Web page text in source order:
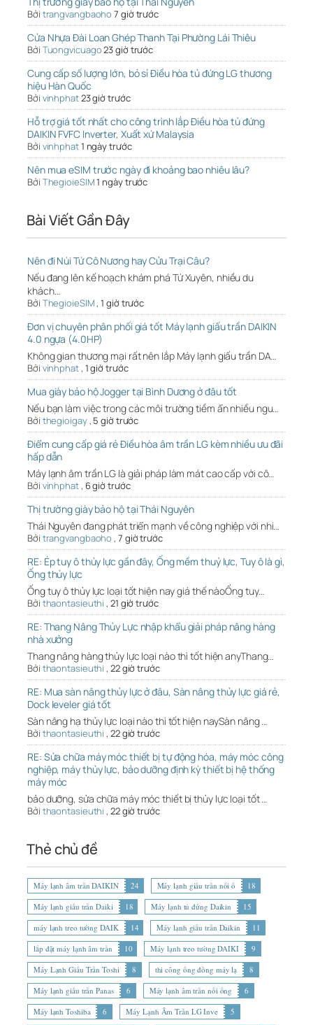
Bởi trangvangbaoho 7 giờ trước
Cửa Nhựa Đài Loan Ghép Thanh Tại Phường Lái Thiêu
Bởi Tuongvicuago23 giờ trước
Cung cấp số lượng lớn, bỏ sỉ Điều hòa tủ đứng LG thương
hiệu Hàn Quốc
Bởi vinhphat23 giờ trước
Hỗ trợ giá tốt nhất cho công trình lắp Điều hòa tủ đứng
DAIKIN FVFC Inverter, Xuất xứ Malaysia
Bởi vinhphat1 ngày trước
Nên mua eSIM trước ngày đi khoảng bao nhiêu lâu?
Bởi ThegioieSIM1 ngày trước
Bài Viết Gần Đây
Nên đi Núi Tứ Cô Nương hay Cửu Trại Câu?
Nếu đang lên kế hoạch khám phá Tứ Xuyên, nhiều du
khách…
Bởi ThegioieSIM,1 giờ trước
Đơn vị chuyên phân phối giá tốt Máy lạnh giấu trần DAIKIN
4.0 ngựa (4.0HP)
Không gian thương mại rất nên lắp Máy lạnh giấu trần DA…
Bởi vinhphat, 1 giờ trước
Mua giày bảo hộ Jogger tại Bình Dương ở đâu tốt
Nếu bạn làm việc trong các môi trường tiềm ẩn nhiều ngu…
Bởi thegioigay, 5 giờ trước
Điểm cung cấp giá rẻ Điều hòa âm trần LG kèm nhiều ưu đãi
hấp dẫn
Máy lạnh âm trần LG là giải pháp làm mát cao cấp với cô…
Bởi vinhphat, 6 giờ trước
Thị trường giày bảo hộ tại Thái Nguyên
Thái Nguyên đang phát triển mạnh về công nghiệp với nhi…
Bởi trangvangbaoho , 7 giờ trước
RE: Ép tuy ô thủy lực gần đây, Ống mềm thuỷ lực, Tuy ô là gì,
Ống thủy lực
Ống tuy ô thủy lực loại tốt hiện nay giá thế nàoỐng tuy…
Bởi thaontasieuthi , 21 giờ trước
RE: Thang Nâng Thủy Lực nhập khẩu giải pháp nâng hàng
nhà xưởng
Thang nâng hàng thủy lực loại nào thì tốt hiện anyThang…
Bởi thaontasieuthi , 22 giờ trước
RE: Mua sàn nâng thủy lực ở đâu, Sàn nâng thủy lực giá rẻ,
Dock leveler giá tốt
Sàn nâng hạ thủy lực loại nào thì tốt hiện naySàn nâng …
Bởi thaontasieuthi , 22 giờ trước
RE: Sửa chữa máy móc thiết bị tự động hóa, máy móc công
nghiệp, máy thủy lực, bảo dưỡng định kỳ thiết bị hệ thống
máy móc
bảo dưỡng, sửa chữa máy móc thiết bị thủy lực loại tốt …
Bởi thaontasieuthi , 22 giờ trước
Thẻ chủ đề
Máy lạnh âm trần DAIKIN 24 Máy lạnh giấu trần nối ố
18
Máy lạnh giấu trần Daiki
18 Máy lạnh tủ đứng Daikin
15
máy lạnh treo tường DAIK
14 Máy lạnh giấu trần Daikin
11
lắp đặt máy lạnh âm trần
10 Máy lạnh treo tường DAIKI
9
Máy Lạnh Giấu Trần Toshi
8 thi công ống đồng máy lạ
8
Máy lạnh giấu trần Panas
6 Máy lạnh âm trần nối ống
6
Máy lạnh Toshiba
6 Máy Lạnh Âm Trần LG Inve
5